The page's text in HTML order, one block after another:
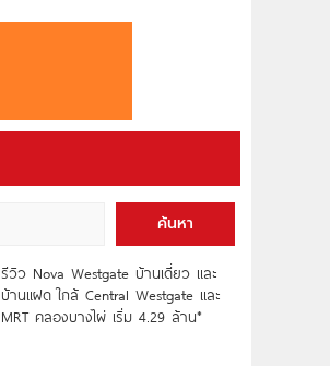
ค้นหา
รีวิว Nova Westgate บ้านเดี่ยว และ
บ้านแฝด ใกล้ Central Westgate และ
MRT คลองบางไผ่ เริ่ม 4.29 ล้าน*